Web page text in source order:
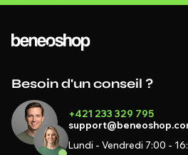
Besoin d'un conseil ?
+421 233 329 795
Lundi - Vendredi 7:00 -